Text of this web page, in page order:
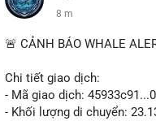
8 m
🚨 CẢNH BÁO WHALE
Chi tiết giao dịch:
- Mã giao dịch:
- Khối lượng di chuyển: